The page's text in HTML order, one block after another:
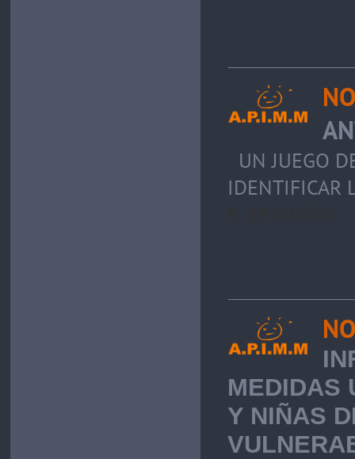
UN JUEGO
IDENTIFICAR
MEDIDAS
Y NIÑAS